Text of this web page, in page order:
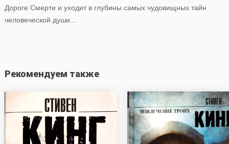
Дороге Смерти и уходит в глубины самых чудовищных тайн
человеческой души...
Рекомендуем также